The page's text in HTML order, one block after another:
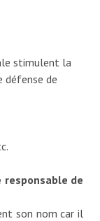
stimulent la
défense de
responsable de
son nom car il